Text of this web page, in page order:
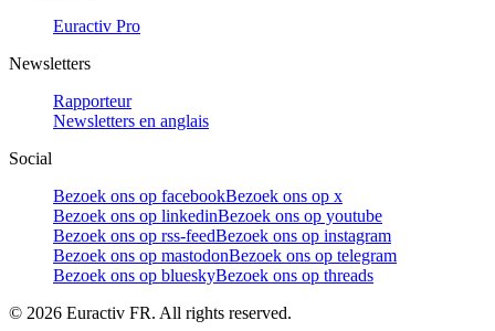
Euractiv Pro
Newsletters
Rapporteur
Newsletters en anglais
Social
Bezoek ons op facebookBezoek ons op x
Bezoek ons op linkedinBezoek ons op youtube
Bezoek ons op rss-feedBezoek ons op instagram
Bezoek ons op mastodonBezoek ons op telegram
Bezoek ons op blueskyBezoek ons op threads
© 2026 Euractiv FR. All rights reserved.